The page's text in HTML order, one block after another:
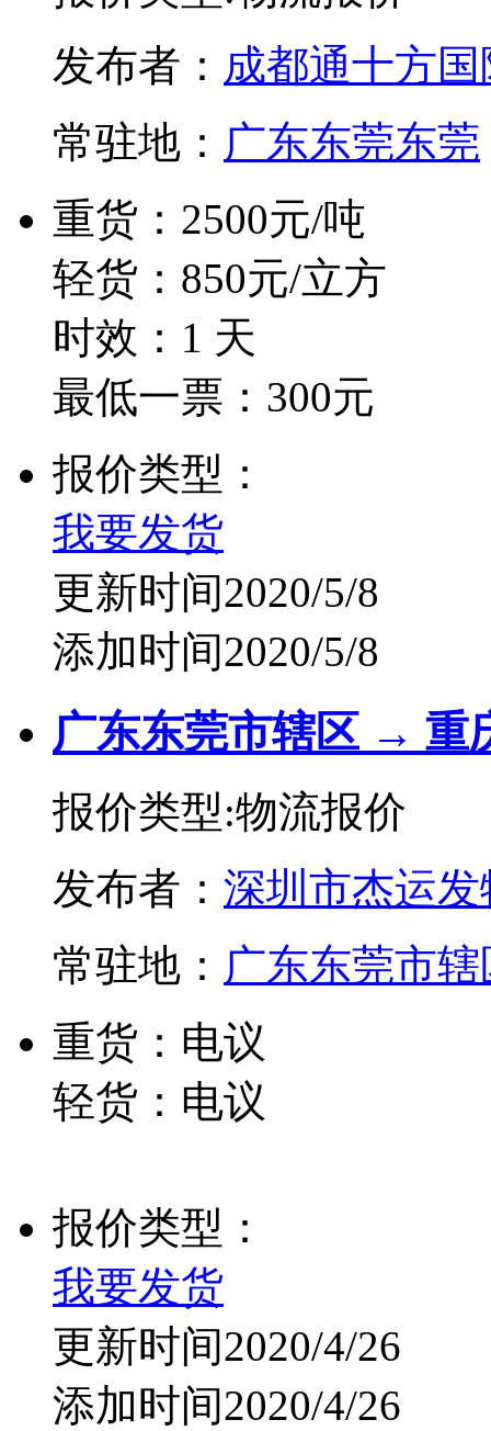
发布者： 成都通十方
常驻地： 广东东莞东莞
重货：2500元/吨
轻货：850元/立方
时效：1 天
最低一票：300元
报价类型：
我要发货
更新时间2020/5/8
添加时间2020/5/8
广东东莞市辖区 → 重
报价类型:物流报价
发布者： 深圳市杰运
常驻地： 广东东莞市辖
重货：电议
轻货：电议
报价类型：
我要发货
更新时间2020/4/26
添加时间2020/4/26